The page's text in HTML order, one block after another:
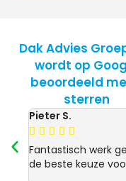
Dak Advies
wordt op
beoordeeld
sterren
Pieter S.
    
Fantastisch werk
de beste keuze